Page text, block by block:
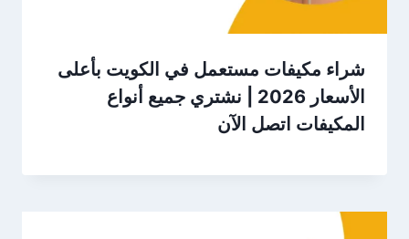
شراء مكيفات مستعمل في الكويت بأعلى
الأسعار 2026 | نشتري جميع أنواع
المكيفات اتصل الآن